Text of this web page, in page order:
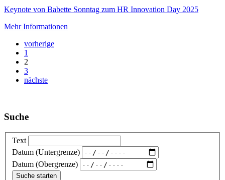
Keynote von Babette Sonntag zum HR Innovation Day 2025
Mehr Informationen
vorherige
1
2
3
nächste
Suche
Text
Datum (Untergrenze)
Datum (Obergrenze)